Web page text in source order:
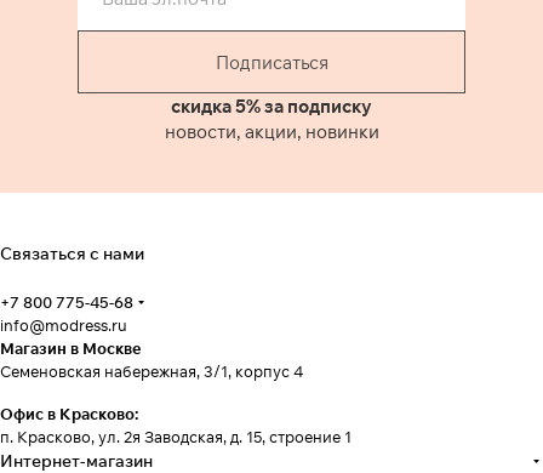
Подписаться
скидка 5% за подписку
новости, акции, новинки
Связаться с нами
+7 800 775-45-68
info@modress.ru
Магазин в Москве
Семеновская набережная, 3/1, корпус 4
Офис в Красково:
п. Красково, ул. 2я Заводская, д. 15, строение 1
Интернет-магазин